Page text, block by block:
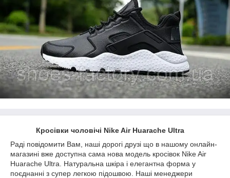
Кросівки чоловічі Nike Air Huarache Ultra
Раді повідомити Вам, наші дорогі друзі що в нашому онлайн-
магазині вже доступна сама нова модель кросівок Nike Air
Huarache Ultra. Натуральна шкіра і елегантна форма у
поєднанні з супер легкою підошвою. Наші менеджери